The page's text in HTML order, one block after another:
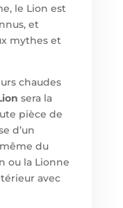
le Lion est
et
mythes et
chaudes
sera la
pièce de
d’un
du
ou la Lionne
avec